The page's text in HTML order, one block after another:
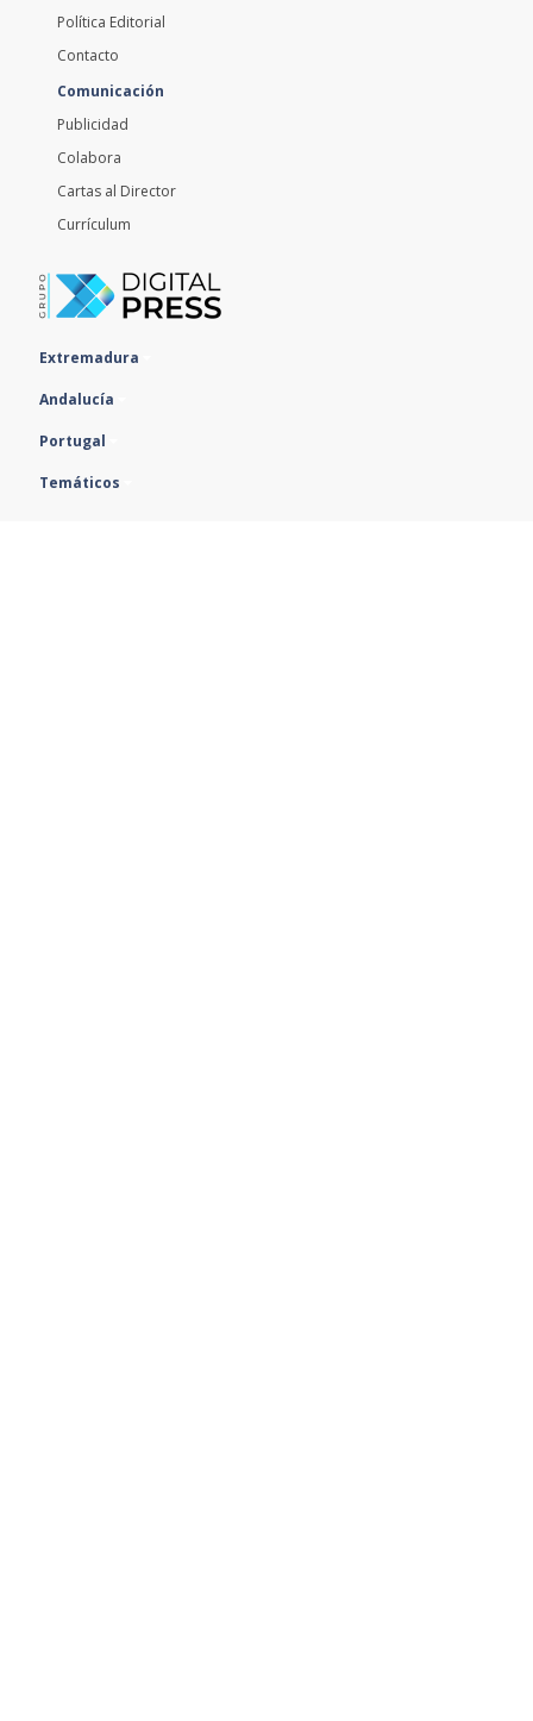
Política Editorial
Contacto
Comunicación
Publicidad
Colabora
Cartas al Director
Currículum
Extremadura
Andalucía
Portugal
Temáticos